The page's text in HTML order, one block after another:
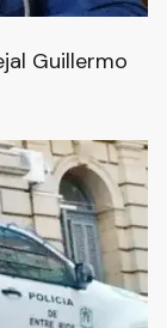
Guillermo